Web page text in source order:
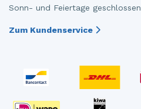
Sonn- und Feiertage geschlossen
Zum Kundenservice